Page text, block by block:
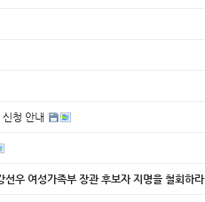
청 안내
우 여성가족부 장관 후보자 지명을 철회하라